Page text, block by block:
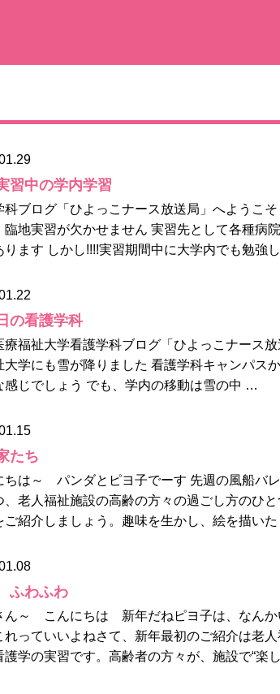
習中の学内学習
科ブログ「ひよっこナース放送局」へようこ
臨地実習が欠かせません 実習先として各種病
ります しかし!!!!実習期間中に大学内でも勉強
の看護学科
療福祉大学看護学科ブログ「ひよっこナース
大学にも雪が降りました 看護学科キャンパス
感じでしょう でも、学内の移動は雪の中 …
たち
ちは～ パンダとピヨ子でーす 先週の風船バ
、老人福祉施設の高齢の方々の過ごし方のひ
ご紹介しましょう。趣味を生かし、絵を描い
ふわふわ
ん～ こんにちは 新年だねピヨ子は、なんか
れっていいよねさて、新年最初のご紹介は老
護学の実習です。高齢者の方々が、施設で“楽